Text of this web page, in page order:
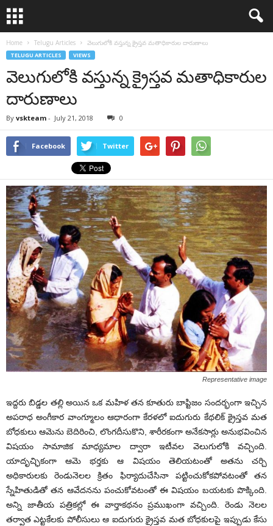
Home Telugu Articles వెలుగులోకి వస్తున్న క్రైస్తవ మతాధికారుల దారుణాలు
TELUGU ARTICLES VIEWS
వెలుగులోకి వస్తున్న క్రైస్తవ మతాధికారుల
దారుణాలు
By vskteam - July 21, 2018 0
Facebook Twitter
Representative image
ఇద్దరు బిడ్డల తల్లి అయిన ఒక మహిళ తన కూతురు బాప్టిజం సందర్భంగా ఇచ్చిన
అపరాధ అంగీకార వాంగ్మూలం ఆధారంగా కేరళలో ఐదుగురు కేథలిక్ క్రైస్తవ మత
బోధకులు ఆమెను బెదిరించి, లొంగదీసుకొని, శారీరకంగా అనేకసార్లు అనుభవించిన
విషయం సామాజిక మాధ్యమాల ద్వారా ఇటీవల వెలుగులోకి వచ్చింది.
యాదృచ్ఛికంగా ఆమె భర్తకు ఆ విషయం తెలియటంతో అతను చర్చి
అధికారులకు రెండునెలల క్రితం ఫిర్యాదుచేసినా పట్టించుకోకపోవటంతో తన
స్నేహితుడితో తన ఆవేదనను పంచుకోవటంతో ఈ విషయం బయటకు పొక్కింది.
అన్ని జాతీయ పత్రికల్లో ఈ వార్తాకథనం ప్రముఖంగా వచ్చింది. రెండు నెలల
తర్వాత ఎట్టకేలకు పోలీసులు ఆ ఐదుగురు క్రైస్తవ మత బోధకులపై ఇప్పుడు కేసు